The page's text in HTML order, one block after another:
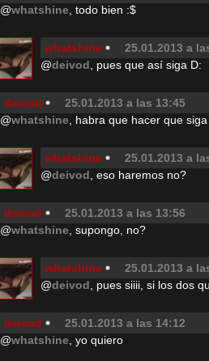
@whatshine , todo bien :$
whatshine
25.01.2013 a
@deivod , pues que así siga D:
deivod
25.01.2013 a las 13:45
@whatshine , habra que hacer que
whatshine
25.01.2013 a
@deivod , eso haremos no?
deivod
25.01.2013 a las 13:56
@whatshine , supongo, no?
whatshine
25.01.2013 a
@deivod , pues siiii, si los dos
deivod
25.01.2013 a las 14:12
@whatshine , yo quiero